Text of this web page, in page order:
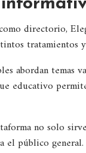
directorio,
tratamientos
abordan temas
educativo
no solo
el público general.